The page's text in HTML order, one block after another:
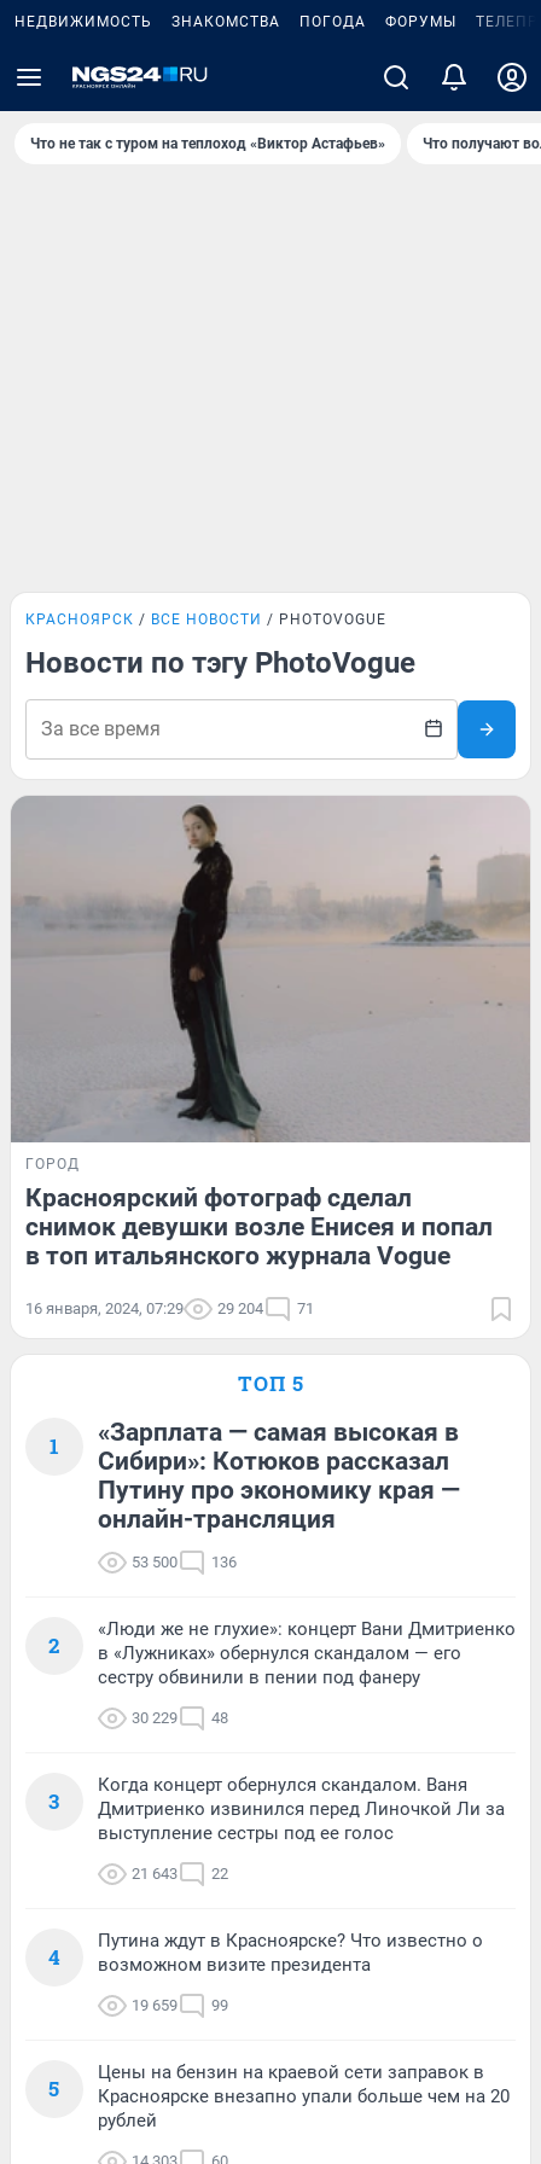
НЕДВИЖИМОСТЬ ЗНАКОМСТВА ПОГОДА ФОРУМЫ
Что не так с туром на теплоход «Виктор Астафьев» Что получают
КРАСНОЯРСК ВСЕ НОВОСТИ PHOTOVOGUE
Новости по тэгу PhotoVogue
ГОРОД
Красноярский фотограф сделал
снимок девушки возле Енисея и попал
в топ итальянского журнала Vogue
16 января, 2024, 07:29 29 204 71
ТОП 5
1
«Зарплата — самая высокая в
Сибири»: Котюков рассказал
Путину про экономику края —
онлайн-трансляция
53 500 136
2
«Люди же не глухие»: концерт Вани Дмитриенко
в «Лужниках» обернулся скандалом — его
сестру обвинили в пении под фанеру
30 229 48
3
Когда концерт обернулся скандалом. Ваня
Дмитриенко извинился перед Линочкой Ли за
выступление сестры под ее голос
21 643 22
4
Путина ждут в Красноярске? Что известно о
возможном визите президента
19 659 99
5
Цены на бензин на краевой сети заправок в
Красноярске внезапно упали больше чем на 20
рублей